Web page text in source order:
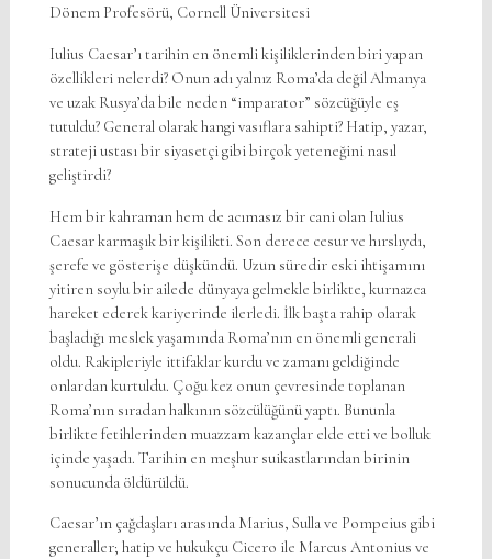
Dönem Profesörü, Cornell Üniversitesi
Iulius Caesar’ı tarihin en önemli kişiliklerinden biri yapan
özellikleri nelerdi? Onun adı yalnız Roma’da değil Almanya
ve uzak Rusya’da bile neden “imparator” sözcüğüyle eş
tutuldu? General olarak hangi vasıflara sahipti? Hatip, yazar,
strateji ustası bir siyasetçi gibi birçok yeteneğini nasıl
geliştirdi?
Hem bir kahraman hem de acımasız bir cani olan Iulius
Caesar karmaşık bir kişilikti. Son derece cesur ve hırslıydı,
şerefe ve gösterişe düşkündü. Uzun süredir eski ihtişamını
yitiren soylu bir ailede dünyaya gelmekle birlikte, kurnazca
hareket ederek kariyerinde ilerledi. İlk başta rahip olarak
başladığı meslek yaşamında Roma’nın en önemli generali
oldu. Rakipleriyle ittifaklar kurdu ve zamanı geldiğinde
onlardan kurtuldu. Çoğu kez onun çevresinde toplanan
Roma’nın sıradan halkının sözcülüğünü yaptı. Bununla
birlikte fetihlerinden muazzam kazançlar elde etti ve bolluk
içinde yaşadı. Tarihin en meşhur suikastlarından birinin
sonucunda öldürüldü.
Caesar’ın çağdaşları arasında Marius, Sulla ve Pompeius gibi
generaller; hatip ve hukukçu Cicero ile Marcus Antonius ve